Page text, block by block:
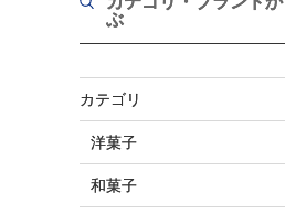
ぶ
カテゴリ
洋菓子
和菓子